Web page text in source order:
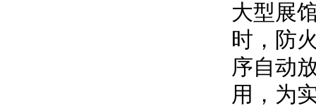
大型展
时，防
序自动
用，为